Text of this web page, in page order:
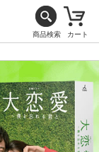
商品検索 カート